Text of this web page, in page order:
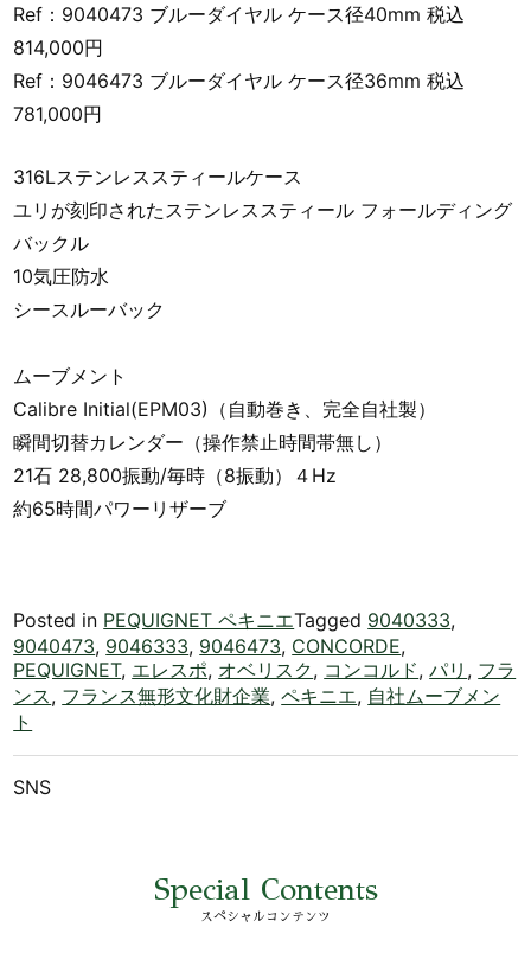
Ref：9040473 ブルーダイヤル ケース径40mm 税込
814,000円
Ref：9046473 ブルーダイヤル ケース径36mm 税込
781,000円
316Lステンレススティールケース
ユリが刻印されたステンレススティール フォールディング
バックル
10気圧防水
シースルーバック
ムーブメント
Calibre Initial(EPM03)（自動巻き、完全自社製）
瞬間切替カレンダー（操作禁止時間帯無し）
21石 28,800振動/毎時（8振動）４Hz
約65時間パワーリザーブ
Posted in PEQUIGNET ペキニエTagged 9040333,
9040473, 9046333, 9046473, CONCORDE,
PEQUIGNET, エレスポ, オベリスク, コンコルド,パリ , フラ
ンス, フランス無形文化財企業,ペキニエ, 自社ムーブメン
ト
SNS
Special Contents
スペシャルコンテンツ